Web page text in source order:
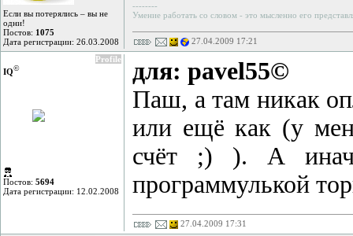
Если вы потерялись – вы не
одни!
Постов: 1075
Дата регистрации: 26.03.2008
--------
Умение работать со словом - это мысленно его
27.04.2009 17:21
Profile
IQ©
Постов: 5694
Дата регистрации: 12.02.2008
для: pavel55©
Паш, а там никак
или ещё как (у
счёт ;) ). А
программулькой
27.04.2009 17:31